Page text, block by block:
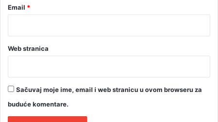
Email *
Web stranica
Sačuvaj moje ime, email i web stranicu u ovom browseru za
buduće komentare.